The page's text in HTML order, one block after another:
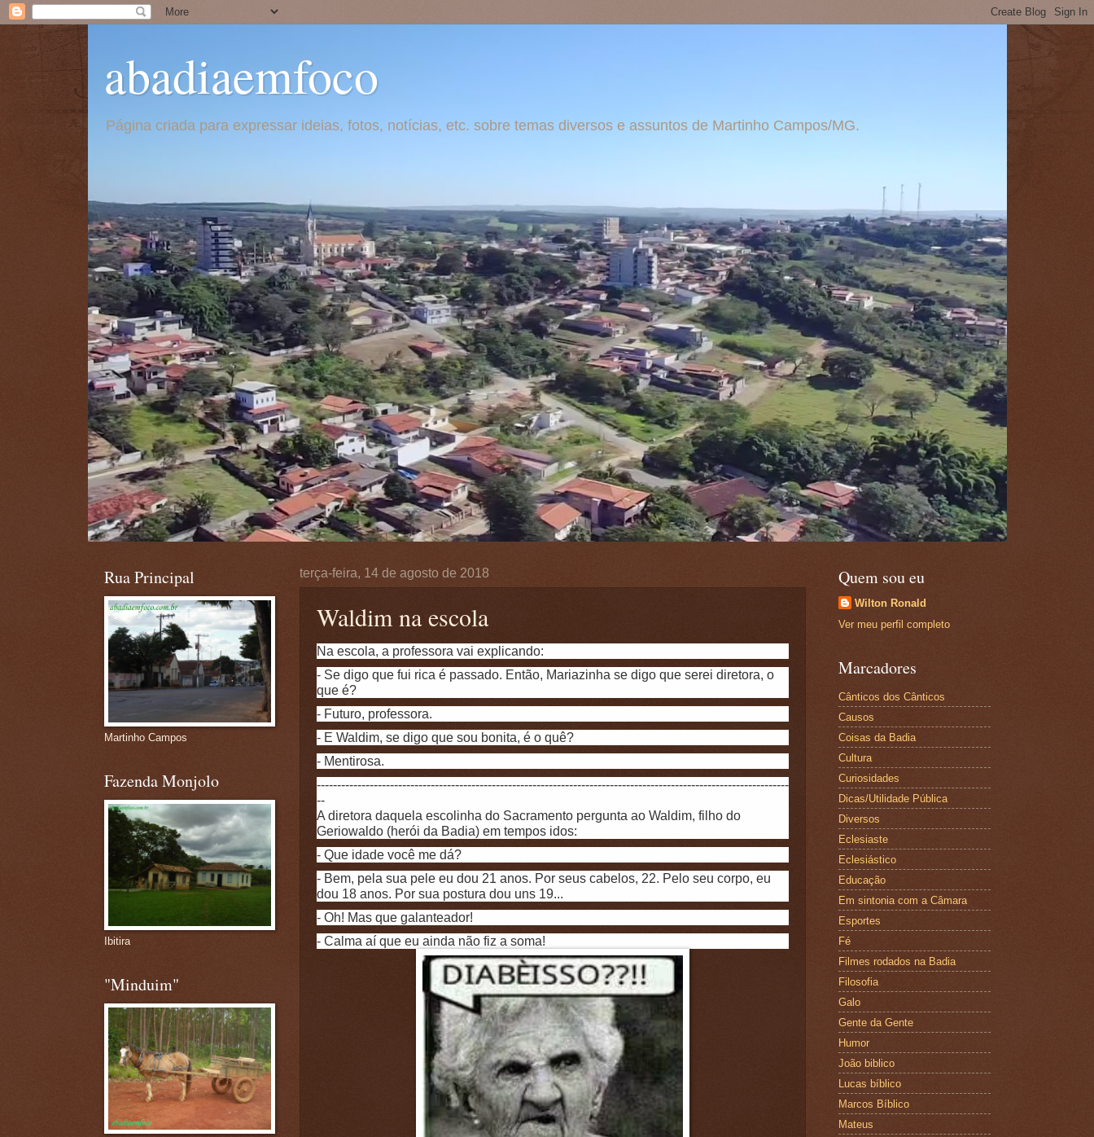
abadiaemfoco
Página criada para expressar ideias, fotos, notícias, etc. sobre temas diversos e assuntos de Martinho Campos/MG.
terça-feira, 14 de agosto de 2018
Waldim na escola
Na escola, a professora vai explicando:
- Se digo que fui rica é passado. Então, Mariazinha se digo que serei diretora, o
que é?
- Futuro, professora.
- E Waldim, se digo que sou bonita, é o quê?
- Mentirosa.
--------------------------------------------------------------------------------------------------------------------
--
A diretora daquela escolinha do Sacramento pergunta ao Waldim, filho do
Geriowaldo (herói da Badia) em tempos idos:
- Que idade você me dá?
- Bem, pela sua pele eu dou 21 anos. Por seus cabelos, 22. Pelo seu corpo, eu
dou 18 anos. Por sua postura dou uns 19...
- Oh! Mas que galanteador!
- Calma aí que eu ainda não fiz a soma!
Rua Principal
Martinho Campos
Fazenda Monjolo
Ibitira
"Minduim"
Quem sou eu
Wilton Ronald
Ver meu perfil completo
Marcadores
Cânticos dos Cânticos
Causos
Coisas da Badia
Cultura
Curiosidades
Dicas/Utilidade Pública
Diversos
Eclesiaste
Eclesiástico
Educação
Em sintonia com a Câmara
Esportes
Fé
Filmes rodados na Badia
Filosofia
Galo
Gente da Gente
Humor
João biblico
Lucas bíblico
Marcos Bíblico
Mateus